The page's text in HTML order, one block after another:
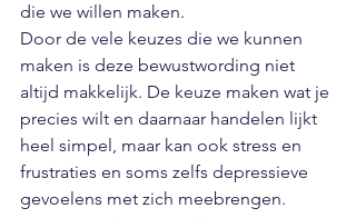
die we willen maken.
Door de vele keuzes die we kunnen
maken is deze bewustwording niet
altijd makkelijk. De keuze maken wat je
precies wilt en daarnaar handelen lijkt
heel simpel, maar kan ook stress en
frustraties en soms zelfs depressieve
gevoelens met zich meebrengen.